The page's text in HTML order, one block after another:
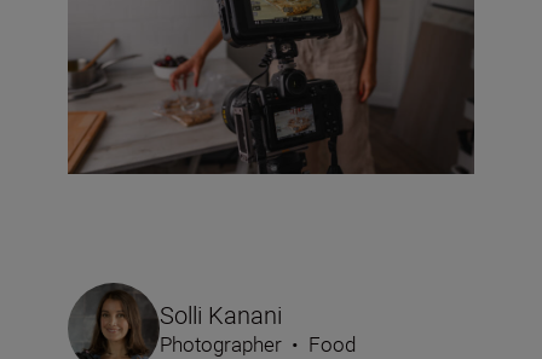
Solli Kanani
Photographer • Food